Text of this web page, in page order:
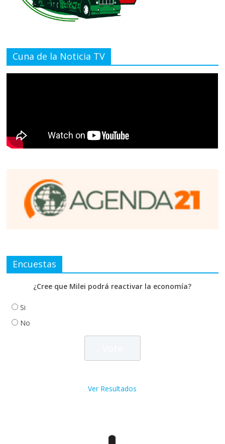
Cuna de la Noticia TV
Encuestas
¿Cree que Milei podrá reactivar la economía?
Si
No
Ver Resultados